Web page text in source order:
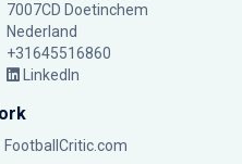
7007CD Doetinchem
Nederland
+31645516860
LinkedIn
FootballCritic.com